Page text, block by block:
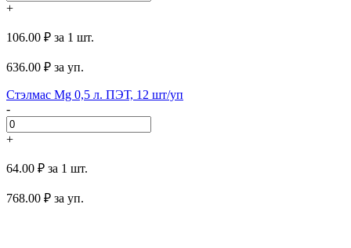
+
106.00 ₽ за 1 шт.
636.00 ₽ за уп.
Стэлмас Mg 0,5 л. ПЭТ, 12 шт/уп
-
+
64.00 ₽ за 1 шт.
768.00 ₽ за уп.